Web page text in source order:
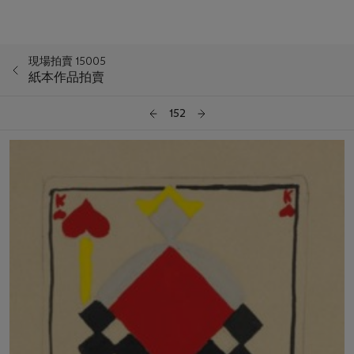
現場拍賣 15005
紙本作品拍賣
152